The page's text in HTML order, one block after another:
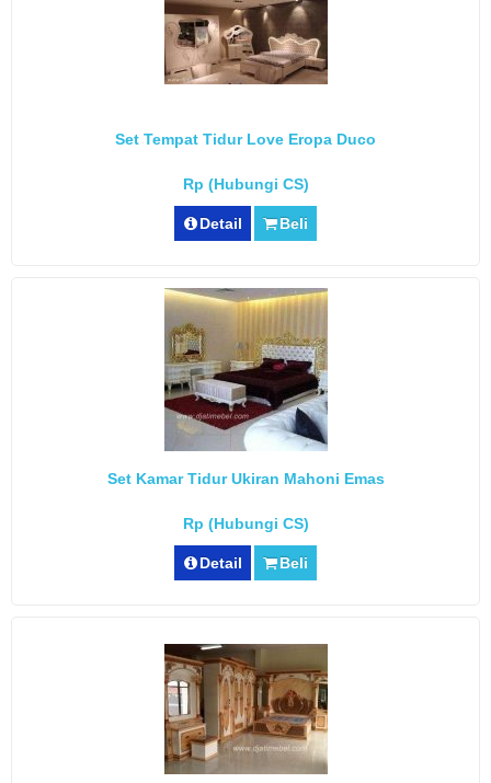
Set Tempat Tidur Love Eropa Duco
Rp (Hubungi CS)
Detail Beli
Set Kamar Tidur Ukiran Mahoni Emas
Rp (Hubungi CS)
Detail Beli